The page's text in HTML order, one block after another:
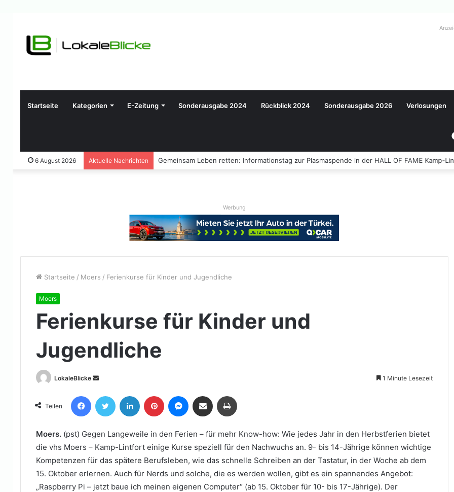
Startseite Kategorien E-Zeitung Sonderausgabe 2024 Rückblick 2024 Sonderausgabe 2026 Verlosungen
6 August 2026 Aktuelle Nachrichten Gemeinsam Leben retten: Informationstag zur Plasmaspende in der HALL OF FAME Kamp-
Werbung
Startseite / Moers / Ferienkurse für Kinder und Jugendliche
Moers
Ferienkurse für Kinder und
Jugendliche
LokaleBlicke
Sende
eine
E-
1 Minute Lesezeit
Teilen
FacebookTwitter LinkedIn Pinterest Messenger
Teile per E-Mail
Moers. (pst) Gegen Langeweile in den Ferien – für mehr Know-how: Wie jedes Jahr in den Herbstferien bietet
die vhs Moers – Kamp-Lintfort einige Kurse speziell für den Nachwuchs an. 9- bis 14-Jährige können wichtige
Kompetenzen für das spätere Berufsleben, wie das schnelle Schreiben an der Tastatur, in der Woche ab dem
15. Oktober erlernen. Auch für Nerds und solche, die es werden wollen, gibt es ein spannendes Angebot:
„Raspberry Pi – jetzt baue ich meinen eigenen Computer“ (ab 15. Oktober für 10- bis 17-Jährige). Der